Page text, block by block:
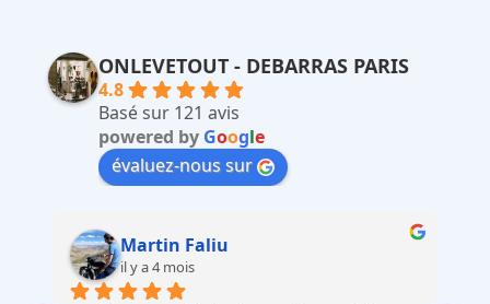
ONLEVETOUT - DEBARRAS PARIS
4.8
Basé sur 121 avis
powered by Google
évaluez-nous sur
Martin Faliu
il y a 4 mois